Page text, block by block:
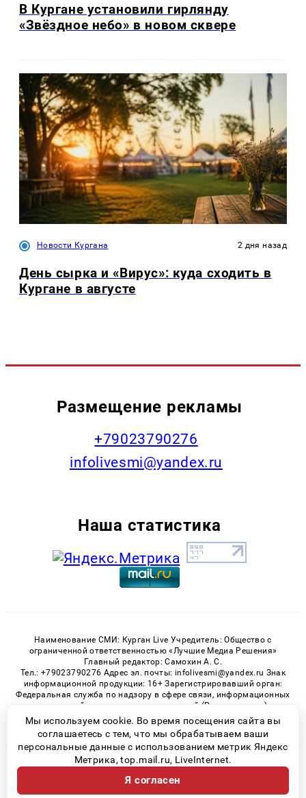
В Кургане установили гирлянду
«Звёздное небо» в новом сквере
Новости Кургана 2 дня назад
День сырка и «Вирус»: куда сходить в
Кургане в августе
Размещение рекламы
+79023790276
infolivesmi@yandex.ru
Наша статистика
Наименование СМИ: Курган Live Учредитель: Общество с
ограниченной ответственностью «Лучшие Медиа Решения»
Главный редактор: Самохин А. С.
Тел.: +79023790276 Адрес эл. почты: infolivesmi@yandex.ru Знак
информационной продукции: 16+ Зарегистрировавший орган:
Федеральная служба по надзору в сфере связи, информационных
технологий и массовых коммуникаций (Роскомнадзор)
Регистрационный номер СМИ ЭЛ № ФС 77 - 82535 от 21.01.2022
© 2026 «Kurgan-Live» | Все права защищены
Возрастная категория сайта 16+
Политика конфиденциальности
Мы используем cookie. Во время посещения сайта вы
соглашаетесь с тем, что мы обрабатываем ваши
персональные данные с использованием метрик Яндекс
Метрика, top.mail.ru, LiveInternet.
Я согласен